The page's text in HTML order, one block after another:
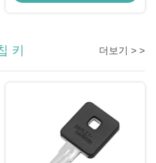
키 더보기 > >